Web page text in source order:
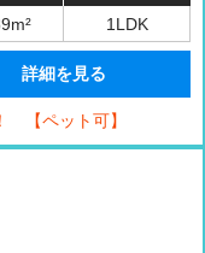
1LDK
詳細を見る
【ペット可】